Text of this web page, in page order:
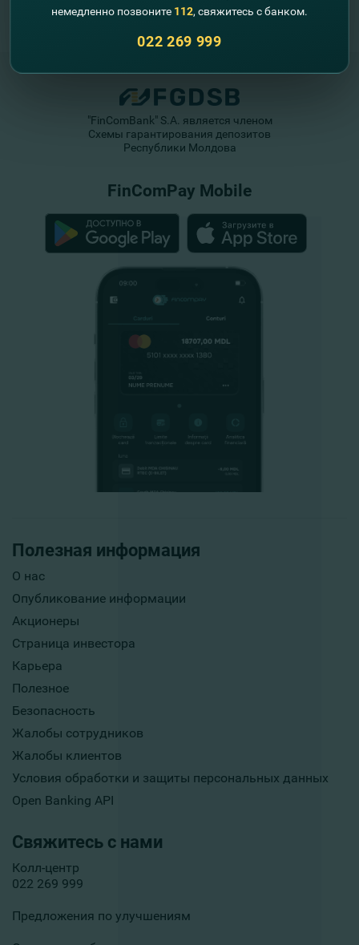
Полезная информация
О нас
Опубликование информации
Акционеры
Страница инвестора
Карьера
Полезное
Безопасность
Жалобы сотрудников
Жалобы клиентов
Условия обработки и защиты персональных данных
Open Banking API
Свяжитесь с нами
Колл-центр
022 269 999
Предложения по улучшениям
"FinComBank" S.A. является членом
Схемы гарантирования депозитов
Республики Молдова
FinComPay Mobile
немедленно позвоните 112, свяжитесь с банком.
022 269 999